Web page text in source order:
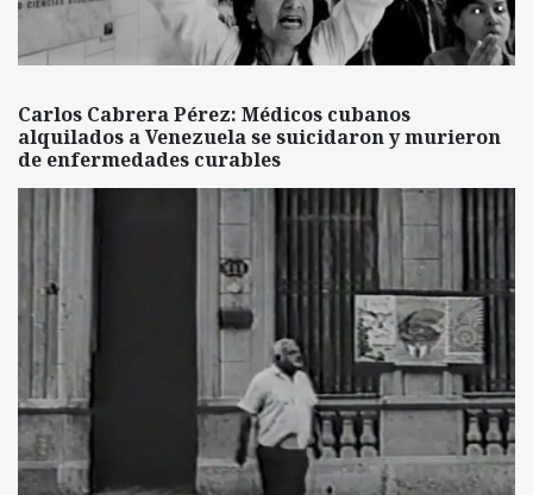
Carlos Cabrera Pérez: Médicos cubanos
alquilados a Venezuela se suicidaron y murieron
de enfermedades curables